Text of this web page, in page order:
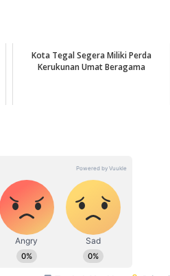
Kota Tegal Segera Miliki Perda
Kerukunan Umat Beragama